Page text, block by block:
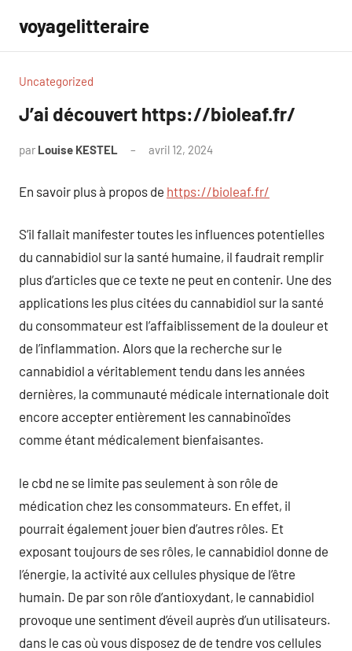
contenu
voyagelitteraire
Uncategorized
J’ai découvert https://bioleaf.fr/
par Louise KESTEL avril 12, 2024
En savoir plus à propos de https://bioleaf.fr/
S’il fallait manifester toutes les influences potentielles
du cannabidiol sur la santé humaine, il faudrait remplir
plus d’articles que ce texte ne peut en contenir. Une des
applications les plus citées du cannabidiol sur la santé
du consommateur est l’affaiblissement de la douleur et
de l’inflammation. Alors que la recherche sur le
cannabidiol a véritablement tendu dans les années
dernières, la communauté médicale internationale doit
encore accepter entièrement les cannabinoïdes
comme étant médicalement bienfaisantes.
le cbd ne se limite pas seulement à son rôle de
médication chez les consommateurs. En effet, il
pourrait également jouer bien d’autres rôles. Et
exposant toujours de ses rôles, le cannabidiol donne de
l’énergie, la activité aux cellules physique de l’être
humain. De par son rôle d’antioxydant, le cannabidiol
provoque une sentiment d’éveil auprès d’un utilisateurs.
dans le cas où vous disposez de de tendre vos cellules